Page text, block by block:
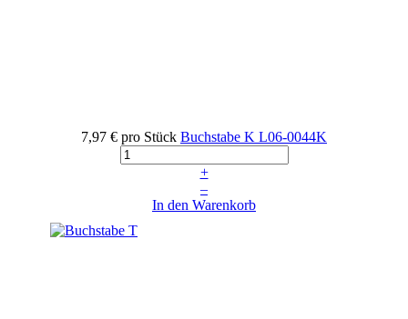
7,97 € pro Stück Buchstabe K L06-0044K
+
–
In den Warenkorb